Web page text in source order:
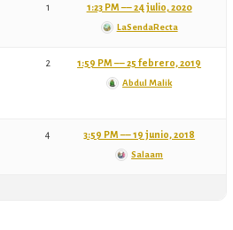
1 1:23 PM –– 24 julio, 2020
LaSendaRecta
2 1:59 PM –– 25 febrero, 2019
Abdul Malik
4 3:59 PM –– 19 junio, 2018
Salaam